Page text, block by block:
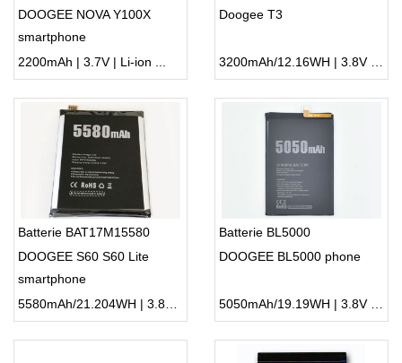
DOOGEE NOVA Y100X
smartphone
2200mAh | 3.7V | Li-ion ...
Doogee T3
3200mAh/12.16WH | 3.8V | Li-ion ...
Batterie BAT17M15580
DOOGEE S60 S60 Lite
smartphone
5580mAh/21.204WH | 3.8V | Li-ion ...
Batterie BL5000
DOOGEE BL5000 phone
5050mAh/19.19WH | 3.8V | Li-ion ...